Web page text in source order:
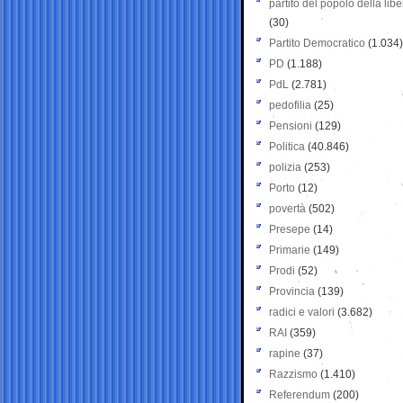
partito del popolo della
(30)
Partito Democratico (1.034)
PD (1.188)
PdL (2.781)
pedofilia (25)
Pensioni (129)
Politica (40.846)
polizia (253)
Porto (12)
povertà (502)
Presepe (14)
Primarie (149)
Prodi (52)
Provincia (139)
radici e valori (3.682)
RAI (359)
rapine (37)
Razzismo (1.410)
Referendum (200)